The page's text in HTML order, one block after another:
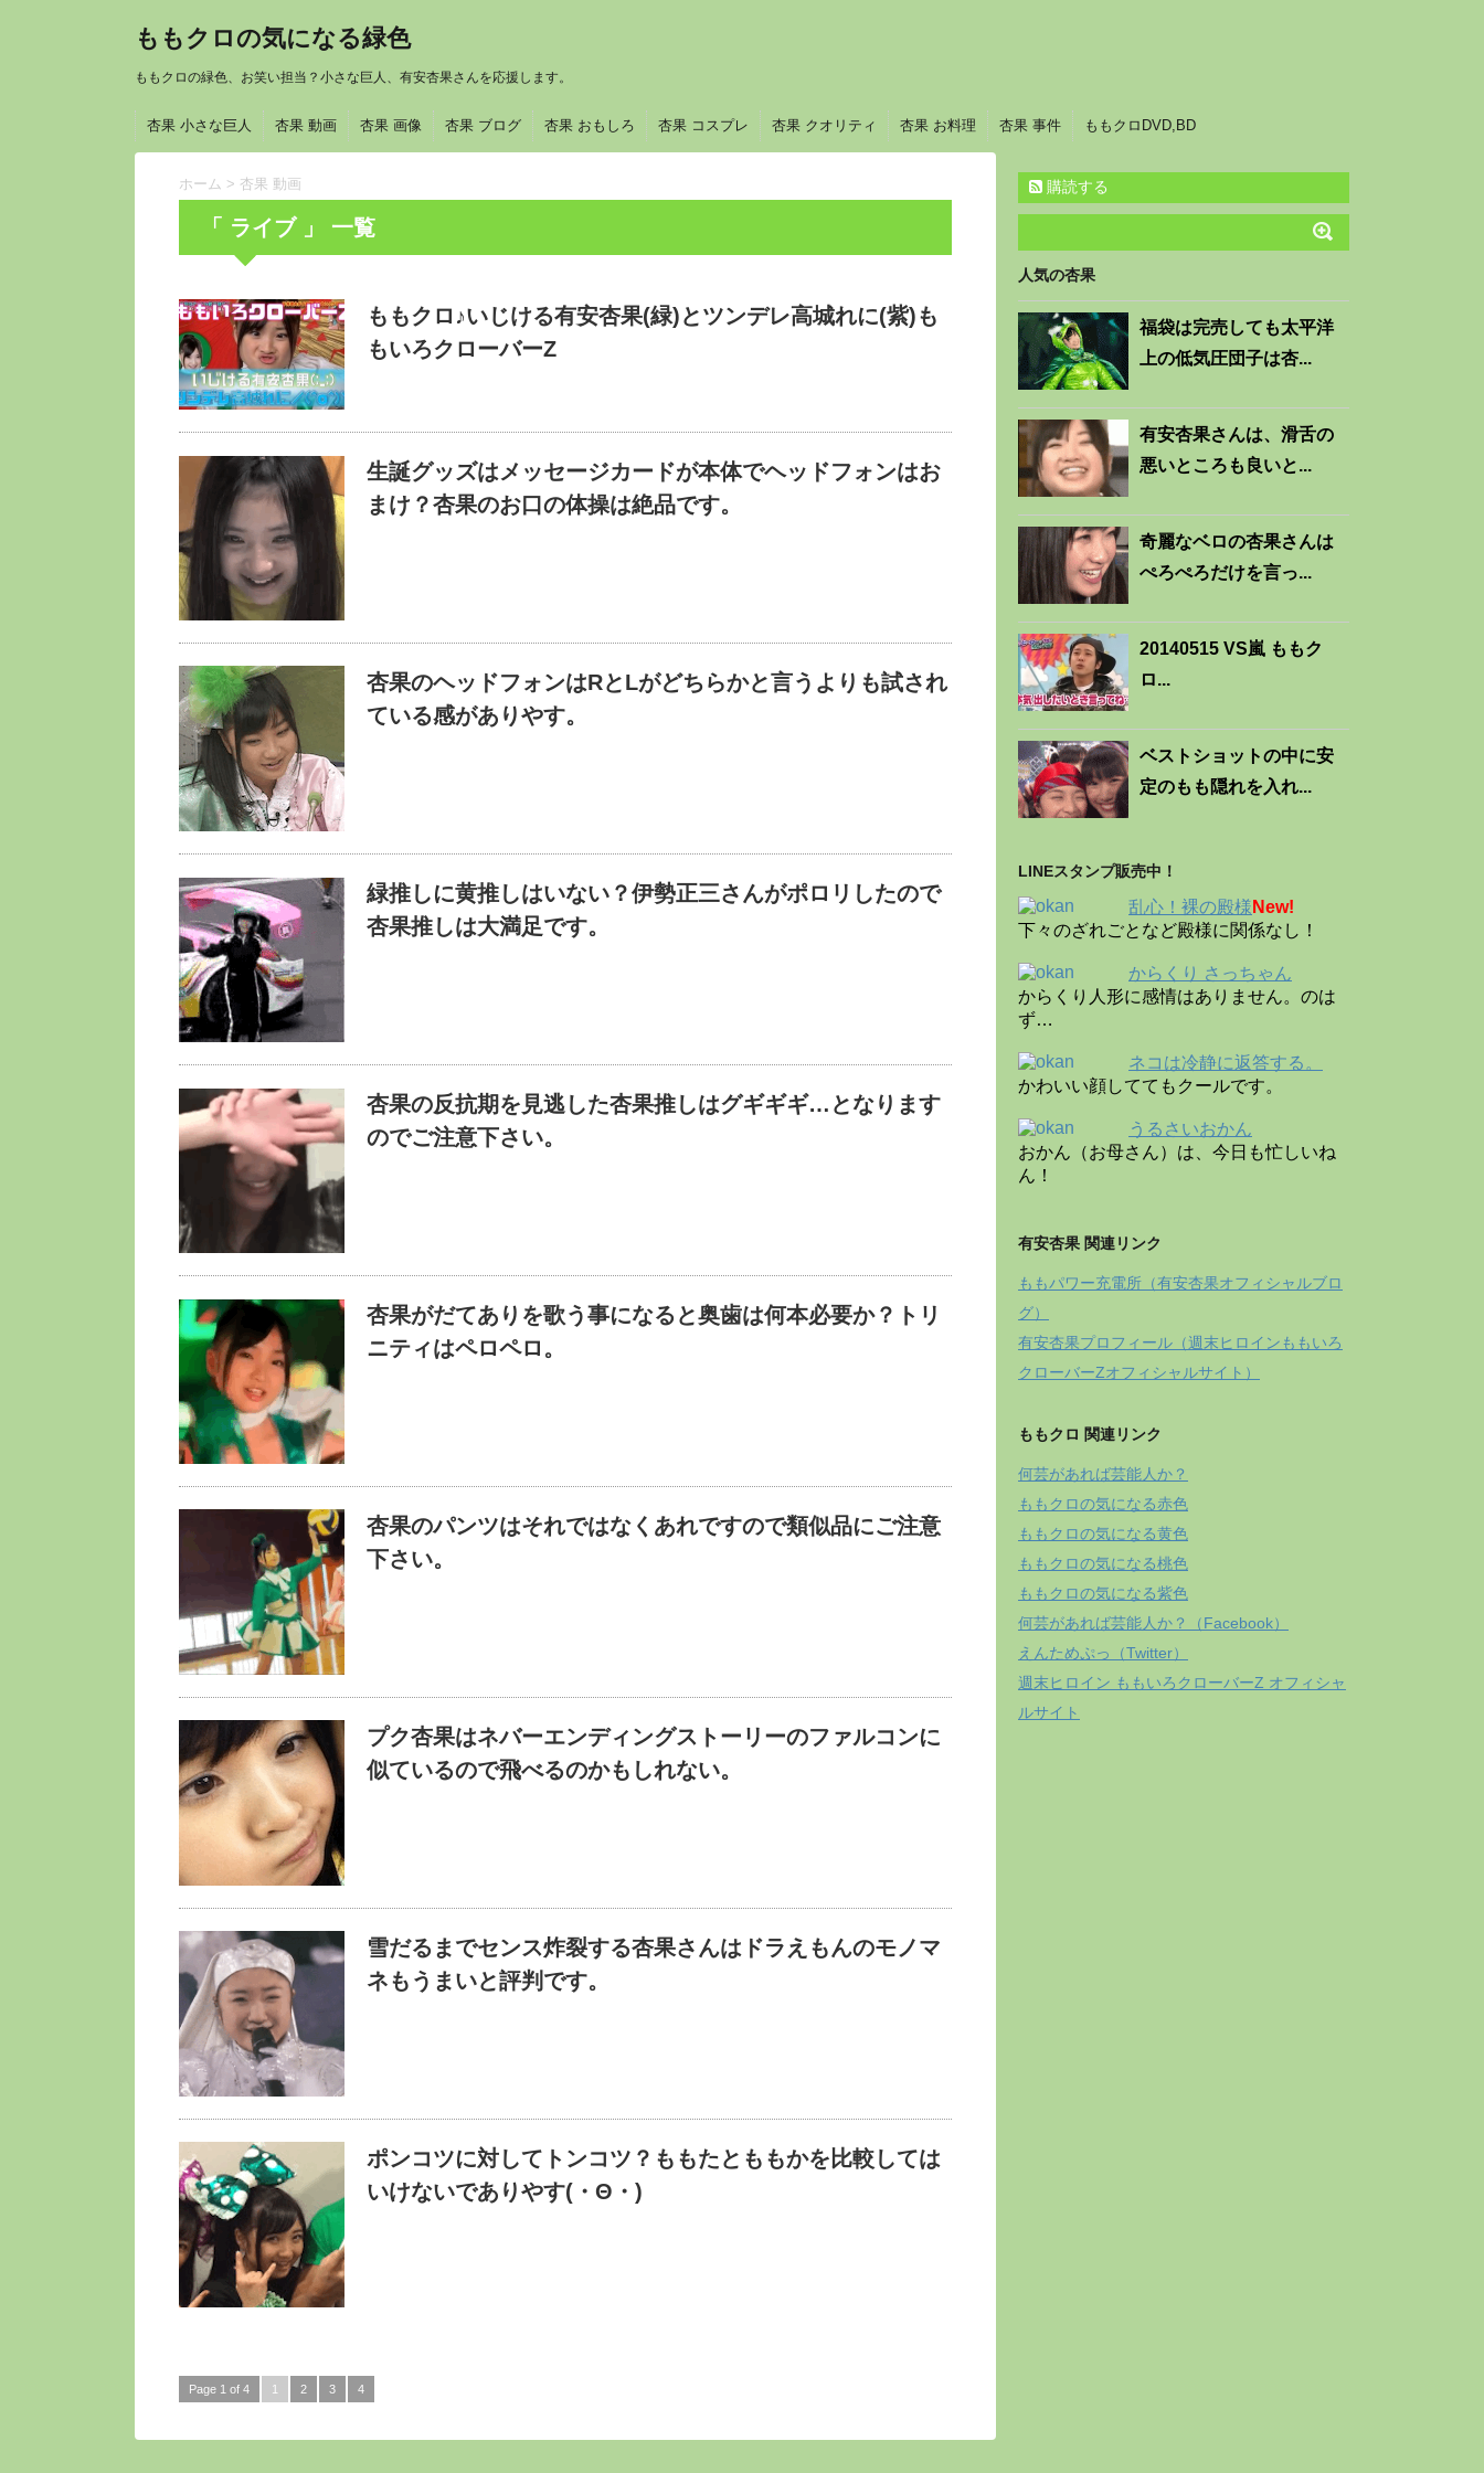
ももクロの気になる緑色
ももクロの緑色、お笑い担当？小さな巨人、有安杏果さんを応援します。
杏果 小さな巨人 杏果 動画 杏果 画像 杏果 ブログ 杏果 おもしろ 杏果 コスプレ 杏果 クオリティ 杏果 お料理 杏果 事件 ももクロDVD,BD
ホーム > 杏果 動画
「 ライブ 」 一覧
ももクロ♪いじける有安杏果(緑)とツンデレ高城れに(紫)も
もいろクローバーZ
生誕グッズはメッセージカードが本体でヘッドフォンはお
まけ？杏果のお口の体操は絶品です。
杏果のヘッドフォンはRとLがどちらかと言うよりも試され
ている感がありやす。
緑推しに黄推しはいない？伊勢正三さんがポロリしたので
杏果推しは大満足です。
杏果の反抗期を見逃した杏果推しはグギギギ…となります
のでご注意下さい。
杏果がだてありを歌う事になると奥歯は何本必要か？トリ
ニティはペロペロ。
杏果のパンツはそれではなくあれですので類似品にご注意
下さい。
プク杏果はネバーエンディングストーリーのファルコンに
似ているので飛べるのかもしれない。
雪だるまでセンス炸裂する杏果さんはドラえもんのモノマ
ネもうまいと評判です。
ポンコツに対してトンコツ？ももたとももかを比較しては
いけないでありやす(・Θ・)
Page 1 of 4 1 2 3 4
購読する
人気の杏果
福袋は完売しても太平洋
上の低気圧団子は杏...
有安杏果さんは、滑舌の
悪いところも良いと...
奇麗なベロの杏果さんは
ぺろぺろだけを言っ...
20140515 VS嵐 ももク
ロ...
ベストショットの中に安
定のもも隠れを入れ...
LINEスタンプ販売中！
乱心！裸の殿様 New!
下々のざれごとなど殿様に関係なし！
からくり さっちゃん
からくり人形に感情はありません。のは
ず…
ネコは冷静に返答する。
かわいい顔しててもクールです。
うるさいおかん
おかん（お母さん）は、今日も忙しいね
ん！
有安杏果 関連リンク
ももパワー充電所（有安杏果オフィシャルブロ
グ）
有安杏果プロフィール（週末ヒロインももいろ
クローバーZオフィシャルサイト）
ももクロ 関連リンク
何芸があれば芸能人か？
ももクロの気になる赤色
ももクロの気になる黄色
ももクロの気になる桃色
ももクロの気になる紫色
何芸があれば芸能人か？（Facebook）
えんためぷっ（Twitter）
週末ヒロイン ももいろクローバーZ オフィシャ
ルサイト